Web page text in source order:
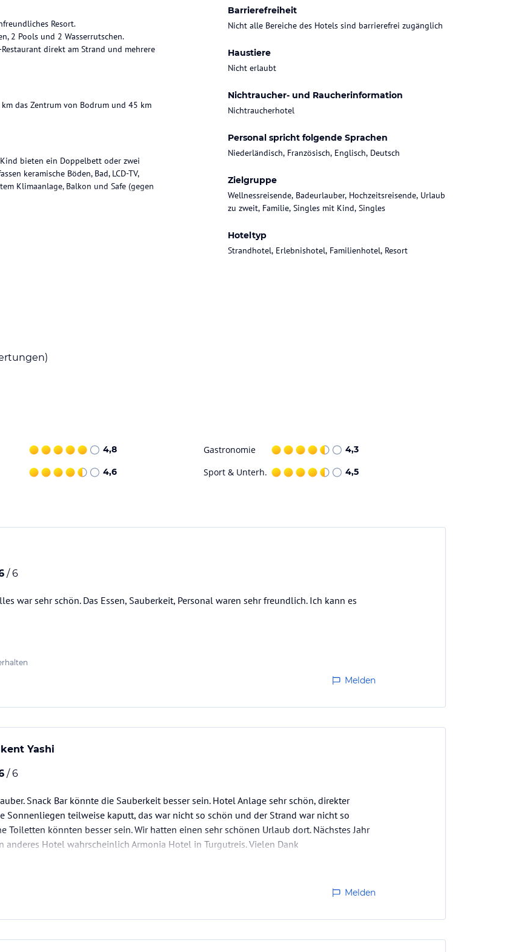
Barrierefreiheit
Nicht alle Bereiche des Hotels sind barrierefrei zugänglich
Haustiere
Nicht erlaubt
Nichtraucher- und Raucherinformation
Nichtraucherhotel
Personal spricht folgende Sprachen
Niederländisch, Französisch, Englisch, Deutsch
Zielgruppe
Wellnessreisende, Badeurlauber, Hochzeitsreisende, Urlaub
zu zweit, Familie, Singles mit Kind, Singles
Hoteltyp
Strandhotel, Erlebnishotel, Familienhotel, Resort
Resort.
2 Pools und 2 Wasserrutschen.
direkt am Strand und mehrere
das Zentrum von Bodrum und 45 km
bieten ein Doppelbett oder zwei
keramische Böden, Bad, LCD-TV,
Klimaanlage, Balkon und Safe (gegen
verbindlichen
4,8 Gastronomie 4,3
4,6 Sport & Unterh. 4,5
/ 6
war sehr schön. Das Essen, Sauberkeit, Personal waren sehr freundlich. Ich kann es
Melden
Yashi
/ 6
Snack Bar könnte die Sauberkeit besser sein. Hotel Anlage sehr schön, direkter
Sonnenliegen teilweise kaputt, das war nicht so schön und der Strand war nicht so
Toiletten könnten besser sein. Wir hatten einen sehr schönen Urlaub dort. Nächstes Jahr
anderes Hotel wahrscheinlich Armonia Hotel in Turgutreis. Vielen Dank
Melden